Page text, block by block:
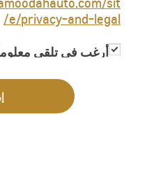
e/privacy-and-legal/
أرغب في تلقي
بمعلومات تسويقية